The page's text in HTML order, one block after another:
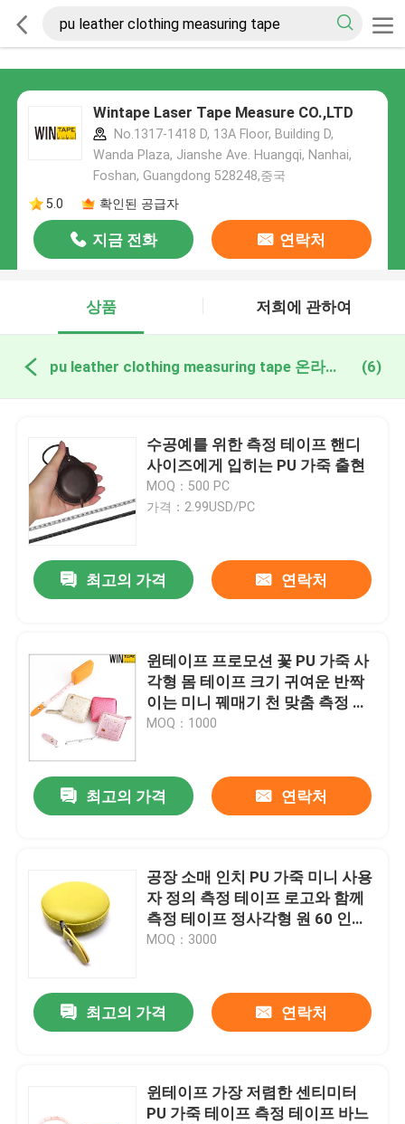
Wintape Laser Tape Measure CO.,LTD
No.1317-1418 D, 13A Floor, Building D,
Wanda Plaza, Jianshe Ave. Huangqi, Nanhai,
Foshan, Guangdong 528248,중국
5.0
확인된 공급자
지금 전화 연락처
상품 저희에 관하여
pu leather clothing measuring tape 온라인 제조 (6)
수공예를 위한 측정 테이프 핸디
사이즈에게 입히는 PU 가죽 출현
MOQ：500 PC
가격：2.99USD/PC
최고의 가격 연락처
윈테이프 프로모션 꽃 PU 가죽 사
각형 몸 테이프 크기 귀여운 반짝
이는 미니 꿰매기 천 맞춤 측정 테
이프
MOQ：1000
최고의 가격 연락처
공장 소매 인치 PU 가죽 미니 사용
자 정의 측정 테이프 로고와 함께
측정 테이프 정사각형 원 60 인치
타일러
MOQ：3000
최고의 가격 연락처
윈테이프 가장 저렴한 센티미터
PU 가죽 테이프 측정 테이프 바느